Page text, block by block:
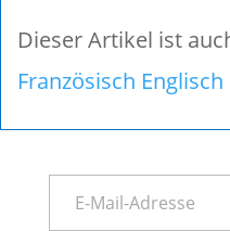
Dieser Artikel ist
Französisch Englisch